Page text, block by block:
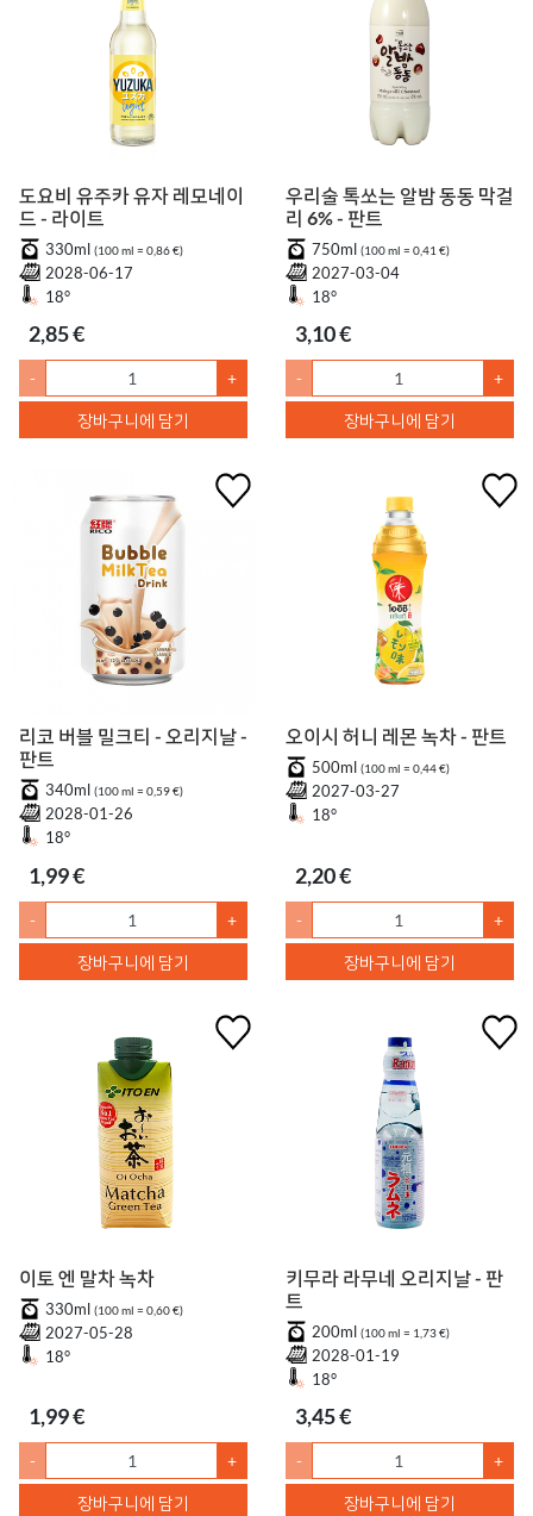
도요비 유주카 유자 레모네이
드 - 라이트
330ml (100 ml = 0,86 €)
2028-06-17
18°
2,85 €
- +
장바구니에 담기
우리술 톡쏘는 알밤 동동 막걸
리 6% - 판트
750ml (100 ml = 0,41 €)
2027-03-04
18°
3,10 €
- +
장바구니에 담기
리코 버블 밀크티 - 오리지날 -
판트
340ml (100 ml = 0,59 €)
2028-01-26
18°
1,99 €
- +
장바구니에 담기
오이시 허니 레몬 녹차 - 판트
500ml (100 ml = 0,44 €)
2027-03-27
18°
2,20 €
- +
장바구니에 담기
이토 엔 말차 녹차
330ml (100 ml = 0,60 €)
2027-05-28
18°
1,99 €
- +
장바구니에 담기
키무라 라무네 오리지날 - 판
트
200ml (100 ml = 1,73 €)
2028-01-19
18°
3,45 €
- +
장바구니에 담기